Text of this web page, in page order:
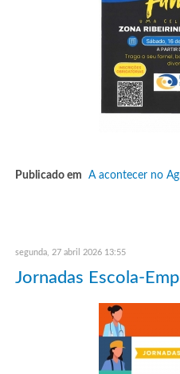
Publicado em A acontecer no
segunda, 27 abril 2026 13:55
Jornadas Escola-